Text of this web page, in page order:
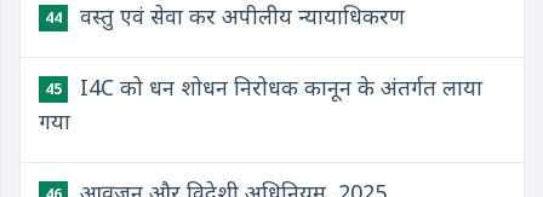
44 वस्तु एवं सेवा कर अपीलीय न्यायाधिकरण
45
I4C को धन शोधन निरोधक कानून के अंतर्गत लाया
गया